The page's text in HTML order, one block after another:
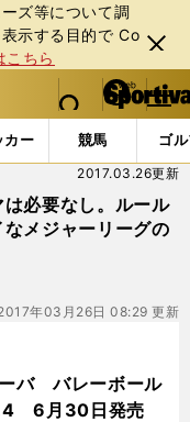
ズ等について調
⽰する⽬的で Co
こちら
閉じ
る
web Sportiva (webスポルティーバ)
検索
マイペ
ー
ジ
メニュ
カー 競馬 ゴ
ュース・ 情報
必要なし。ルール
メジャーリーグの
2017.03.26更新
年03月26日 08:29 更新
バ バレーボール
6月30日発売